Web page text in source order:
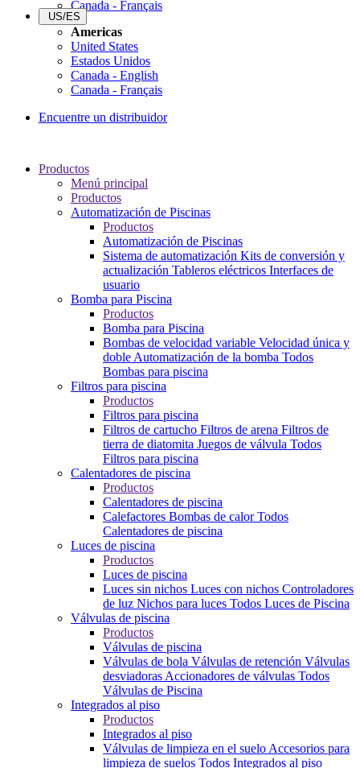
Canada - Français
US/ES
Americas
United States
Estados Unidos
Canada - English
Canada - Français
Encuentre un distribuidor
Productos
Menú principal
Productos
Automatización de Piscinas
Productos
Automatización de Piscinas
Sistema de automatización Kits de conversión y
actualización Tableros eléctricos Interfaces de
usuario
Bomba para Piscina
Productos
Bomba para Piscina
Bombas de velocidad variable Velocidad única y
doble Automatización de la bomba Todos
Bombas para piscina
Filtros para piscina
Productos
Filtros para piscina
Filtros de cartucho Filtros de arena Filtros de
tierra de diatomita Juegos de válvula Todos
Filtros para piscina
Calentadores de piscina
Productos
Calentadores de piscina
Calefactores Bombas de calorTodos
Calentadores de piscina
Luces de piscina
Productos
Luces de piscina
Luces sin nichos Luces con nichos Controladores
de luz Nichos para luces Todos Luces de Piscina
Válvulas de piscina
Productos
Válvulas de piscina
Válvulas de bola Válvulas de retención Válvulas
desviadoras Accionadores de válvulas Todos
Válvulas de Piscina
Integrados al piso
Productos
Integrados al piso
Válvulas de limpieza en el suelo Accesorios para
limpieza de suelos Todos Integrados al piso